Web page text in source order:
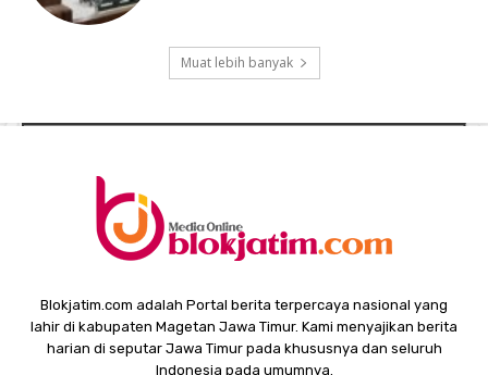
Muat lebih banyak
Blokjatim.com adalah Portal berita terpercaya nasional yang
lahir di kabupaten Magetan Jawa Timur. Kami menyajikan berita
harian di seputar Jawa Timur pada khususnya dan seluruh
Indonesia pada umumnya.